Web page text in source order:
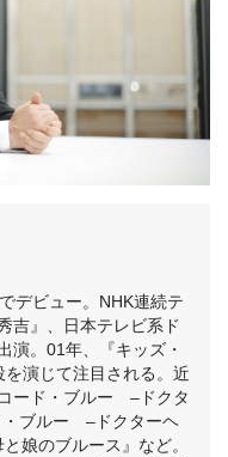
デビュー。NHK連続テ
吉』、日本テレビ系ド
演。01年、『キッズ・
演じて注目される。近
ード・ブルー –ドクタ
・ブルー –ドクターヘ
娘のブルース』など。